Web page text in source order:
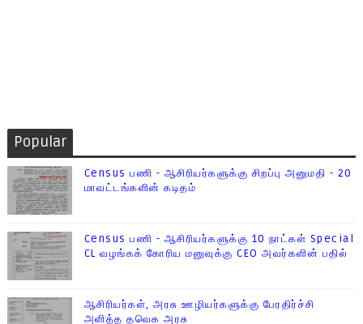
Popular
Census பணி - ஆசிரியர்களுக்கு சிறப்பு அனுமதி - 20
மாவட்டங்களின் கடிதம்
Census பணி - ஆசிரியர்களுக்கு 10 நாட்கள் Special
CL வழங்கக் கோரிய மனுவுக்கு CEO அவர்களின் பதில்
ஆசிரியர்கள், அரசு ஊழியர்களுக்கு பேரதிர்ச்சி
அளித்த தவெக அரசு